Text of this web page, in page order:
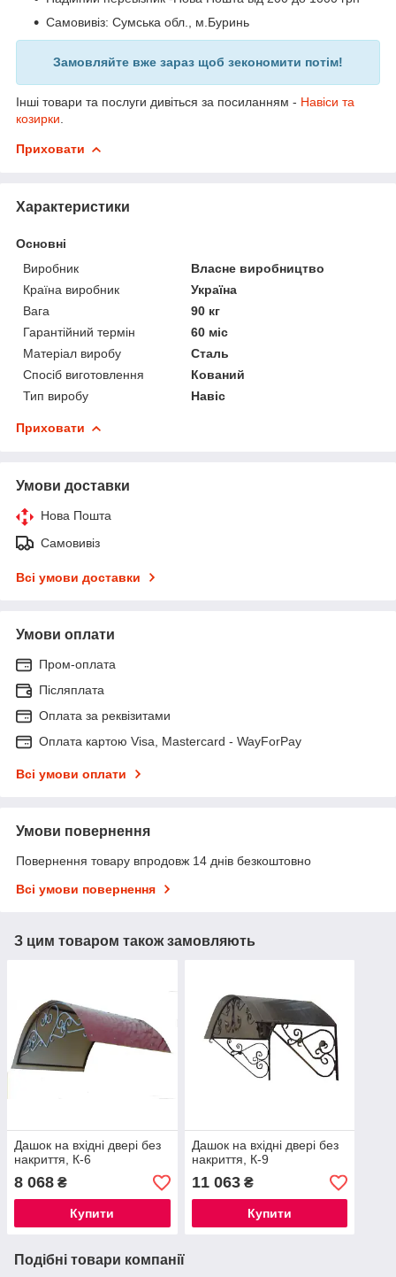
Самовивіз: Сумська обл., м.Буринь
Замовляйте вже зараз щоб зекономити потім!
Інші товари та послуги дивіться за посиланням - Навіси та
козирки
Приховати
Характеристики
Основні
Виробник
Власне виробництво
Країна виробник
Україна
Вага
90 кг
Гарантійний термін
60 міс
Матеріал виробу
Сталь
Спосіб виготовлення
Кований
Тип виробу
Навіс
Приховати
Умови доставки
Нова Пошта
Самовивіз
Всі умови доставки
Умови оплати
Пром-оплата
Післяплата
Оплата за реквізитами
Оплата картою Visa, Mastercard - WayForPay
Всі умови оплати
Умови повернення
Повернення товару впродовж 14 днів безкоштовно
Всі умови повернення
З цим товаром також замовляють
Дашок на вхідні двері без
накриття, К-6
8 068 ₴
Купити
Дашок на вхідні двері без
накриття, К-9
11 063₴
Купити
Подібні товари компанії